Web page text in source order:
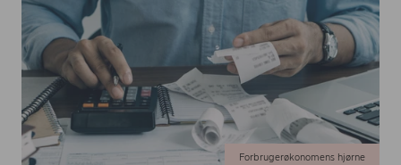
Forbrugerøkonomens hjørne